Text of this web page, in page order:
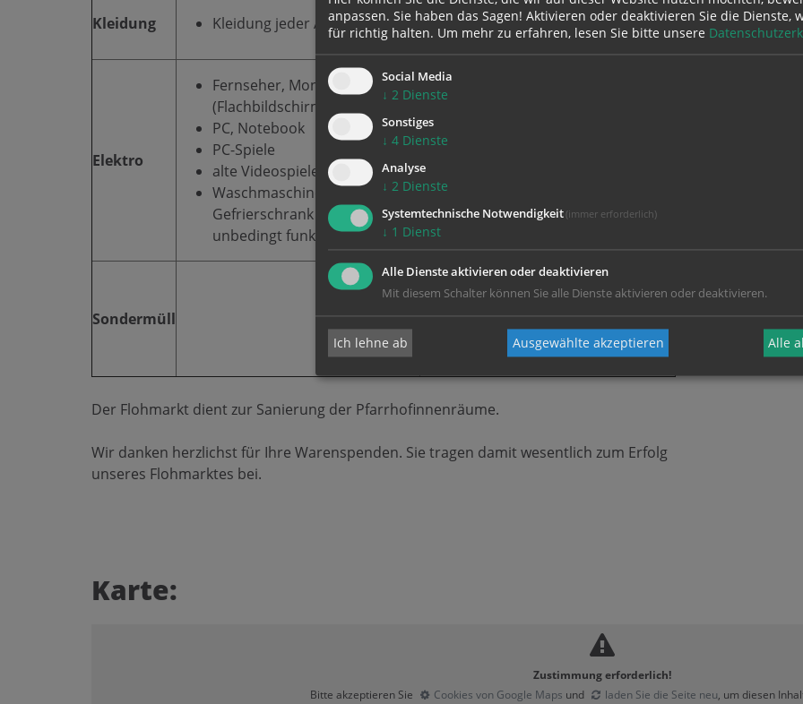
Kleidung Kleidung jeder Art
verschmutzte oder zerrissene
Kleidung
Elektro
Fernseher, Monitor
(Flachbildschirm)
PC, Notebook
PC-Spiele
alte Videospiele
Waschmaschine, Kühl- oder
Gefrierschrank aber
unbedingt funktionsfähig!
Drucker
Sondermüll
jede Art von Sondermüll,
insbesondere
Autoreifen
Altbatterien
Der Flohmarkt dient zur Sanierung der Pfarrhofinnenräume.
Wir danken herzlichst für Ihre Warenspenden. Sie tragen damit wesentlich zum Erfolg
unseres Flohmarktes bei.
Karte:
Zustimmung erforderlich!
Bitte akzeptieren Sie
Cookies von Google Maps und laden Sie die Seite neu, um diesen
anpassen. Sie haben das Sagen! Aktivieren oder deaktivieren Sie die Dienste,
für richtig halten. Um mehr zu erfahren, lesen Sie bitte unsere
Social Media
↓ 2 Dienste
Sonstiges
↓ 4 Dienste
Analyse
↓ 2 Dienste
Systemtechnische Notwendigkeit (immer erforderlich)
↓ 1 Dienst
Alle Dienste aktivieren oder deaktivieren
Mit diesem Schalter können Sie alle Dienste aktivieren oder deaktivieren.
Ich lehne ab Ausgewählte akzeptieren Alle